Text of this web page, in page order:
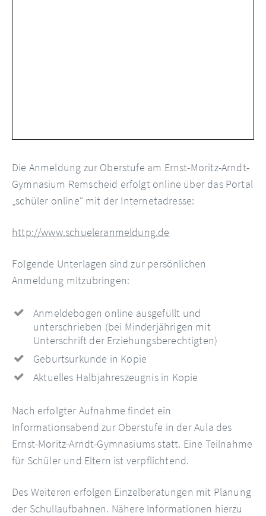
Die Anmeldung zur Oberstufe am Ernst-Moritz-Arndt-
Gymnasium Remscheid erfolgt online über das Portal
„schüler online“ mit der Internetadresse:
http://www.schueleranmeldung.de
Folgende Unterlagen sind zur persönlichen
Anmeldung mitzubringen:
Anmeldebogen online ausgefüllt und
unterschrieben (bei Minderjährigen mit
Unterschrift der Erziehungsberechtigten)
Geburtsurkunde in Kopie
Aktuelles Halbjahreszeugnis in Kopie
Nach erfolgter Aufnahme findet ein
Informationsabend zur Oberstufe in der Aula des
Ernst-Moritz-Arndt-Gymnasiums statt. Eine Teilnahme
für Schüler und Eltern ist verpflichtend.
Des Weiteren erfolgen Einzelberatungen mit Planung
der Schullaufbahnen. Nähere Informationen hierzu